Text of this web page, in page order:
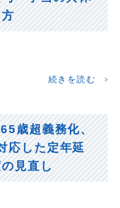
続きを読む
歳超義務化、
応した定年延
見直し